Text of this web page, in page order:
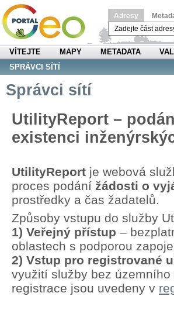
Adresy
VÍTEJTE MAPY METADATA
SPRÁVCI SÍTÍ
Správci sítí
UtilityReport –
existenci
UtilityReport je webová
proces podání žádosti o
prostředky a čas žadatelů.
Způsoby vstupu do služby
1) Veřejný přístup –
oblastech s podporou
2) Vstup pro registrované
využití služby bez
registrace jsou uvedeny v